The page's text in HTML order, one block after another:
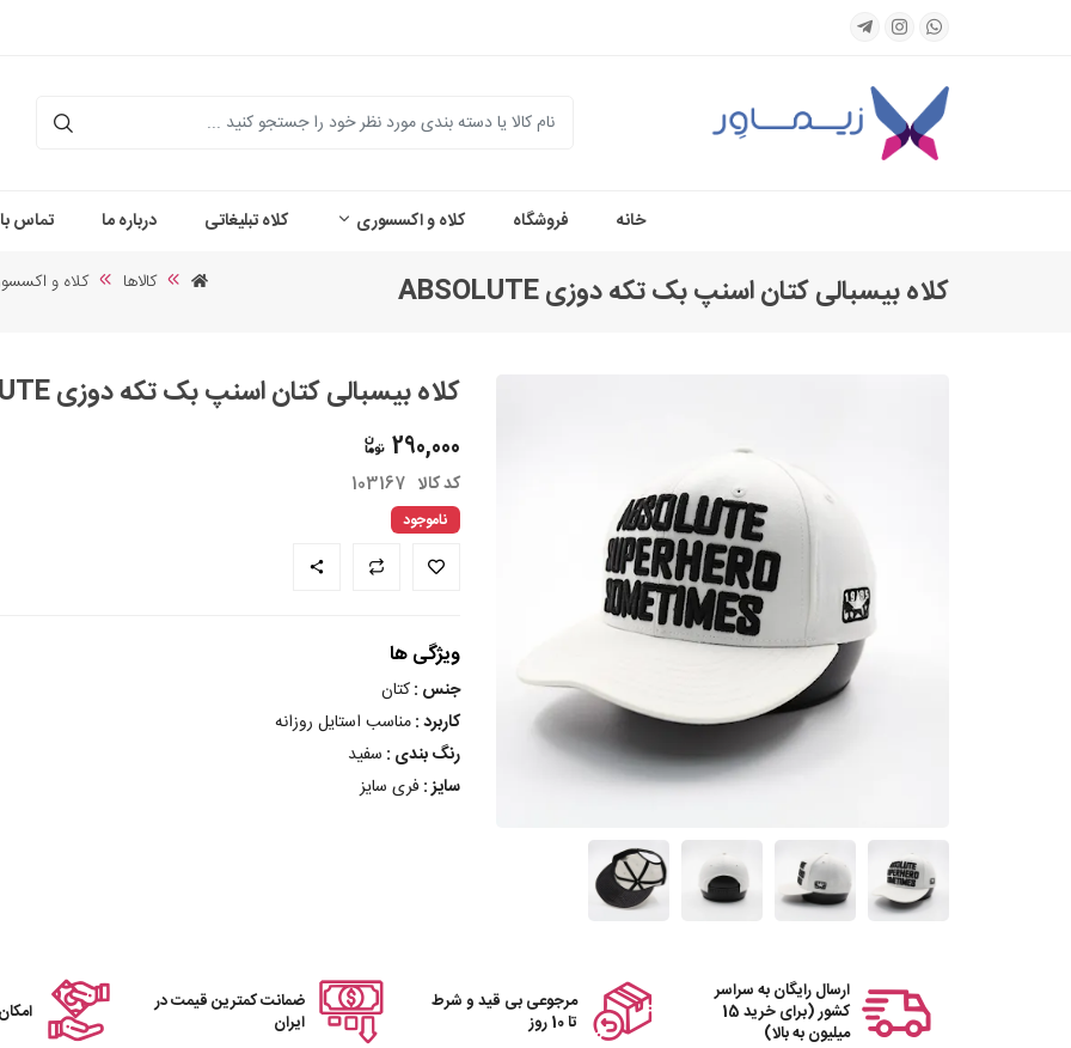
جستجو
خانه فروشگاه کلاه و اکسسوری کلاه تبلیغاتی درباره ما تماس
کلاه بیسبالی کتان اسنپ بک تکه دوزی ABSOLUTE کالاها کلاه و
کلاه بیسبالی کتان اسنپ بک تکه دوزی ABSOLUTE
290,000
کد کالا 103167
ناموجود
ویژگی ها
جنس :کتان
کاربرد :مناسب استایل روزانه
رنگ بندی : سفید
سایز : فری سایز
ارسال رایگان به سراسر
کشور (برای خرید 15
میلیون به بالا)
مرجوعی بی قید و شرط
تا 10 روز
ضمانت کمترین قیمت در
ایران